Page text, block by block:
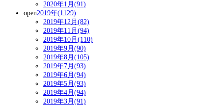
2020年1月(91)
open2019年(1129)
2019年12月(82)
2019年11月(94)
2019年10月(110)
2019年9月(90)
2019年8月(105)
2019年7月(93)
2019年6月(94)
2019年5月(93)
2019年4月(94)
2019年3月(91)